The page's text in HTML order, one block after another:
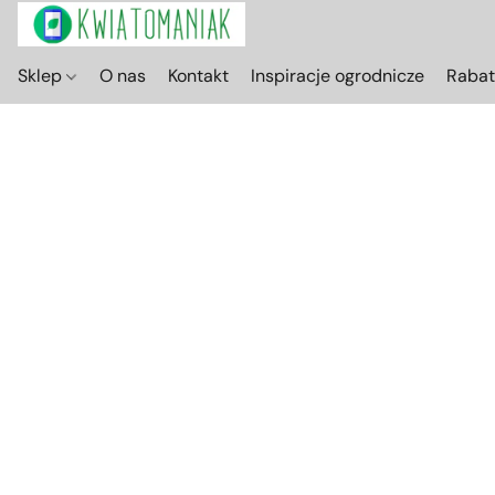
Sklep O nas Kontakt Inspiracje ogrodnicze